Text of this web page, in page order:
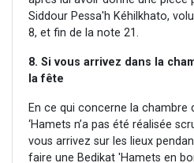
Siddour Pessa'h Kéhilkhato,
8, et fin de la note 21.
8. Si vous arrivez dans la
la fête
En ce qui concerne la chambre
‘Hamets n’a pas été réalisée
vous arrivez sur les lieux
faire une Bedikat 'Hamets en